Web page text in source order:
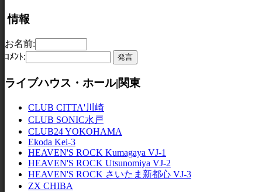
情報
お名前:
ｺﾒﾝﾄ:
ライブハウス・ホール|関東
CLUB CITTA'川崎
CLUB SONIC水戸
CLUB24 YOKOHAMA
Ekoda Kei-3
HEAVEN'S ROCK Kumagaya VJ-1
HEAVEN'S ROCK Utsunomiya VJ-2
HEAVEN'S ROCK さいたま新都心 VJ-3
ZX CHIBA